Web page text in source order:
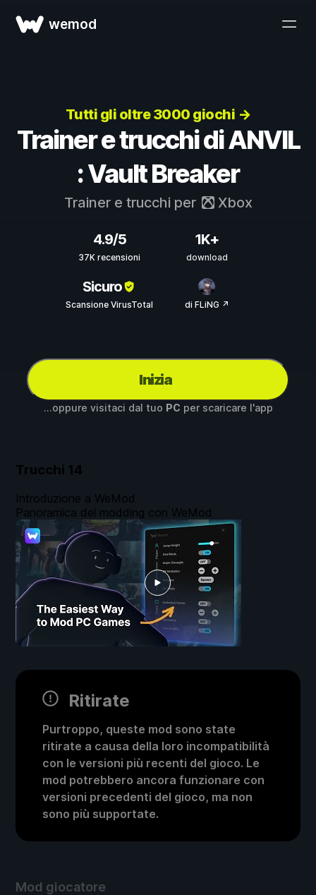
wemod
Tutti gli oltre 3000 giochi →
Trainer e trucchi di ANVIL
: Vault Breaker
Trainer e trucchi per Xbox
4.9/5
37K recensioni
1K+
download
Sicuro
Scansione VirusTotal di FLiNG ↗
Inizia
...oppure visitaci dal tuo PC per scaricare l'app
Trucchi 14
Ritirate
Purtroppo, queste mod sono state
ritirate a causa della loro incompatibilità
con le versioni più recenti del gioco. Le
mod potrebbero ancora funzionare con
versioni precedenti del gioco, ma non
sono più supportate.
Mod giocatore
Introduzione a WeMod
Panoramica del modding con WeMod